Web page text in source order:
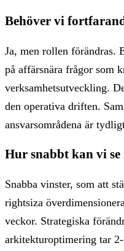
Behöver vi
Ja, men rollen förändras.
på affärsnära frågor som
verksamhetsutveckling.
den operativa driften.
ansvarsområdena är
Hur snabbt kan vi
Snabba vinster, som att
rightsiza
veckor. Strategiska
arkitekturoptimering tar